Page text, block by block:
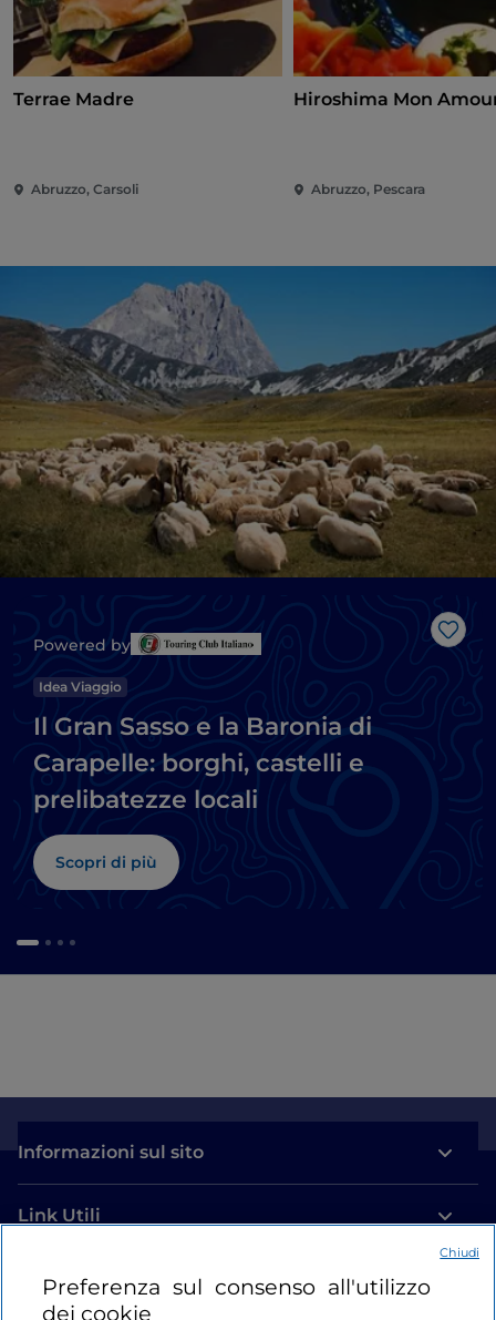
Terrae Madre
Abruzzo, Carsoli
Hiroshima Mon
Abruzzo, Pescara
Like
Powered by
Idea Viaggio
Il Gran Sasso e la Baronia di
Carapelle: borghi, castelli e
prelibatezze locali
Scopri di più
Informazioni sul sito
Link Utili
Login
Preferenza sul consenso all'utilizzo
dei cookie
Chiudi